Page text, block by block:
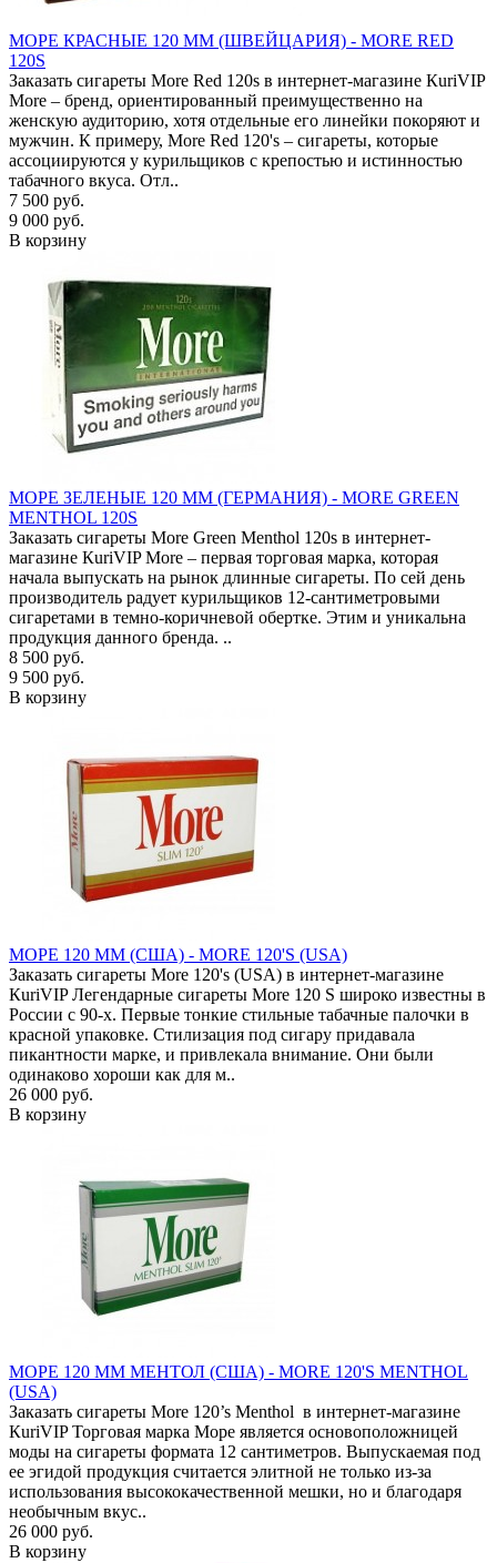
МОРЕ КРАСНЫЕ 120 ММ (ШВЕЙЦАРИЯ) - MORE RED
120S
Заказать сигареты More Red 120s в интернет-магазине КuriVIP
More – бренд, ориентированный преимущественно на
женскую аудиторию, хотя отдельные его линейки покоряют и
мужчин. К примеру, More Red 120's – сигареты, которые
ассоциируются у курильщиков с крепостью и истинностью
табачного вкуса. Отл..
7 500 руб.
9 000 руб.
В корзину
МОРЕ ЗЕЛЕНЫЕ 120 ММ (ГЕРМАНИЯ) - MORE GREEN
MENTHOL 120S
Заказать сигареты More Green Menthol 120s в интернет-
магазине КuriVIP More – первая торговая марка, которая
начала выпускать на рынок длинные сигареты. По сей день
производитель радует курильщиков 12-сантиметровыми
сигаретами в темно-коричневой обертке. Этим и уникальна
продукция данного бренда. ..
8 500 руб.
9 500 руб.
В корзину
МОРЕ 120 ММ (США) - MORE 120'S (USA)
Заказать сигареты More 120's (USA) в интернет-магазине
КuriVIP Легендарные сигареты More 120 S широко известны в
России с 90-х. Первые тонкие стильные табачные палочки в
красной упаковке. Стилизация под сигару придавала
пикантности марке, и привлекала внимание. Они были
одинаково хороши как для м..
26 000 руб.
В корзину
МОРЕ 120 ММ МЕНТОЛ (США) - MORE 120'S MENTHOL
(USA)
Заказать сигареты More 120’s Menthol в интернет-магазине
КuriVIP Торговая марка Море является основоположницей
моды на сигареты формата 12 сантиметров. Выпускаемая под
ее эгидой продукция считается элитной не только из-за
использования высококачественной мешки, но и благодаря
необычным вкус..
26 000 руб.
В корзину